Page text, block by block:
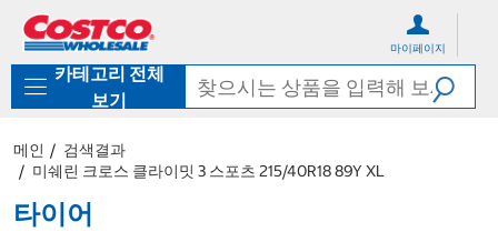
로
기
가
마이페이지
카테고리 전체
보기
메인
검색결과
미쉐린 크로스 클라이밋 3 스포츠 215/40R18 89Y XL
타이어